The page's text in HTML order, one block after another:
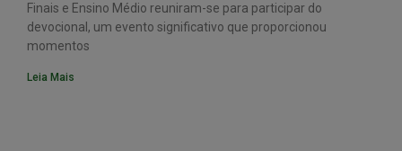
Finais e Ensino Médio reuniram-se para participar do
devocional, um evento significativo que proporcionou
momentos
Leia Mais